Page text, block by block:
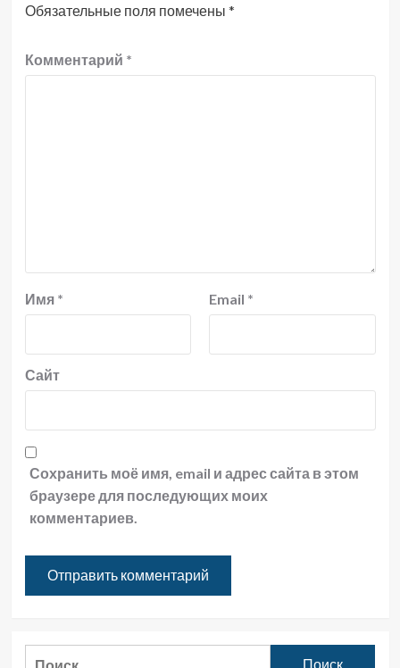
Обязательные поля помечены *
Комментарий *
Имя * Email *
Сайт
Сохранить моё имя, email и адрес сайта в этом
браузере для последующих моих
комментариев.